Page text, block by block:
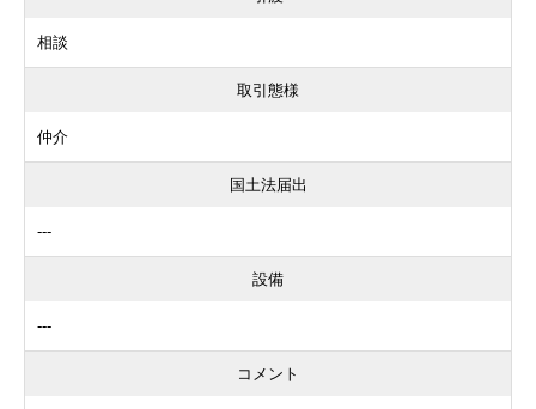
相談
取引態様
仲介
国土法届出
---
設備
---
コメント